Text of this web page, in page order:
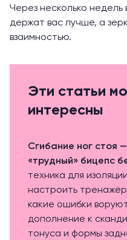
Через несколько недель
держат вас лучше, а
взаимностью.
Эти статьи
интересны
Сгибание ног стоя
«трудный» бицепс
техника для
настроить
какие ошибки
дополнение к
тонуса и формы